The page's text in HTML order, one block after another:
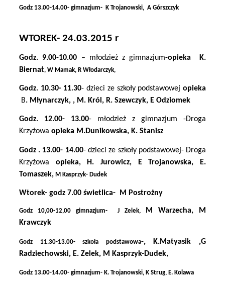
Godz 13.00-14.00- gimnazjum- K Trojanowski, A Górszczyk
WTOREK- 24.03.2015 r
Godz. 9.00-10.00 – młodzież z gimnazjum-opieka
K.
Biernat, W Mamak, R Włodarczyk,
Godz. 10.30- 11.30- dzieci ze szkoły podstawowej opieka
B. Młynarczyk, , M. Król, R. Szewczyk, E Odziomek
Godz. 12.00- 13.00- młodzież z gimnazjum -Droga
Krzyżowa opieka M.Dunikowska, K. Stanisz
Godz . 13.00- 14.00- dzieci ze szkoły podstawowej- Droga
Krzyżowa opieka, H. Jurowicz, E Trojanowska, E.
Tomaszek,M Kasprzyk- Dudek
Wtorek- godz 7.00 świetlica- M Postrożny
Godz 10,00-12,00 gimnazjum- J Zelek, M Warzecha, M
Krawczyk
Godz 11.30-13.00- szkoła podstawowa-, K.Matyasik ,G
Radziechowski, E. Zelek, M Kasprzyk-Dudek,
Godz 13.00-14.00- gimnazjum- K. Trojanowski, K Strug, E. Kolawa